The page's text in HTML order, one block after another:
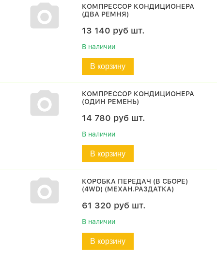
КОМПРЕССОР КОНДИЦИОНЕРА
(ДВА РЕМНЯ)
13 140 руб шт.
В наличии
В корзину
КОМПРЕССОР КОНДИЦИОНЕРА
(ОДИН РЕМЕНЬ)
14 780 руб шт.
В наличии
В корзину
КОРОБКА ПЕРЕДАЧ (В СБОРЕ)
(4WD) (МЕХАН.РАЗДАТКА)
61 320 руб шт.
В наличии
В корзину